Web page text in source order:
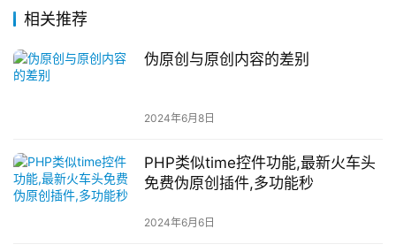
相关推荐
伪原创与原创内容的差别
2024年6月8日
PHP类似time控件功能,最新火车头
免费伪原创插件,多功能秒
2024年6月6日